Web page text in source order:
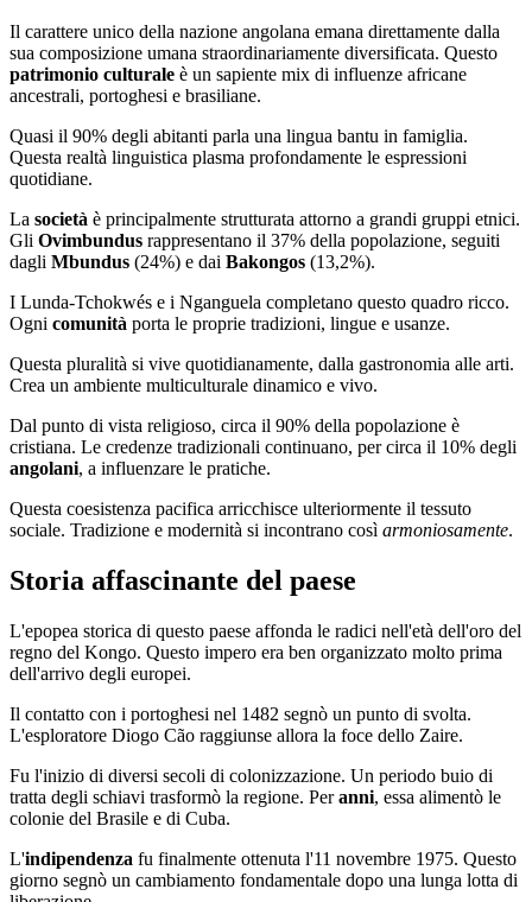
Il carattere unico della nazione angolana emana direttamente dalla
sua composizione umana straordinariamente diversificata. Questo
patrimonio culturale è un sapiente mix di influenze africane
ancestrali, portoghesi e brasiliane.
Quasi il 90% degli abitanti parla una lingua bantu in famiglia.
Questa realtà linguistica plasma profondamente le espressioni
quotidiane.
La società è principalmente strutturata attorno a grandi gruppi etnici.
Gli Ovimbundus rappresentano il 37% della popolazione, seguiti
dagli Mbundus (24%) e dai Bakongos (13,2%).
I Lunda-Tchokwés e i Nganguela completano questo quadro ricco.
Ogni comunità porta le proprie tradizioni, lingue e usanze.
Questa pluralità si vive quotidianamente, dalla gastronomia alle arti.
Crea un ambiente multiculturale dinamico e vivo.
Dal punto di vista religioso, circa il 90% della popolazione è
cristiana. Le credenze tradizionali continuano, per circa il 10% degli
angolani, a influenzare le pratiche.
Questa coesistenza pacifica arricchisce ulteriormente il tessuto
sociale. Tradizione e modernità si incontrano così armoniosamente.
Storia affascinante del paese
L'epopea storica di questo paese affonda le radici nell'età dell'oro del
regno del Kongo. Questo impero era ben organizzato molto prima
dell'arrivo degli europei.
Il contatto con i portoghesi nel 1482 segnò un punto di svolta.
L'esploratore Diogo Cão raggiunse allora la foce dello Zaire.
Fu l'inizio di diversi secoli di colonizzazione. Un periodo buio di
tratta degli schiavi trasformò la regione. Peranni, essa alimentò le
colonie del Brasile e di Cuba.
L'indipendenza fu finalmente ottenuta l'11 novembre 1975. Questo
giorno segnò un cambiamento fondamentale dopo una lunga lotta di